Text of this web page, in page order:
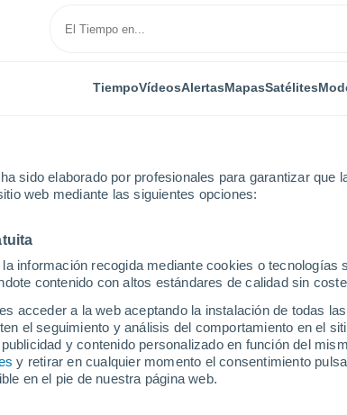
sido elaborado por profesionales para garantizar que
web mediante las siguientes opciones:
información recogida mediante cookies o tecnologías
contenido con altos estándares de calidad sin
acceder a la web aceptando la instalación de todas
el seguimiento y análisis del comportamiento en el
y contenido personalizado en función del
y retirar en cualquier momento el consentimiento
en el pie de nuestra página web.
TiempoVídeosAlertasMapasSatélites
las ciudades del
Alaska